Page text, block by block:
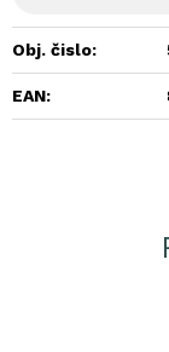
Obj. čislo:
EAN: